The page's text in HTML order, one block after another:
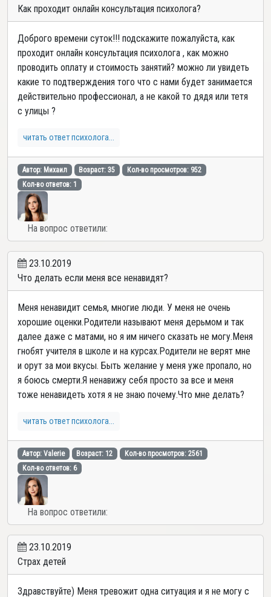
Как проходит онлайн консультация психолога?
Доброго времени суток!!! подскажите пожалуйста, как
проходит онлайн консультация психолога , как можно
проводить оплату и стоимость занятий? можно ли увидеть
какие то подтверждения того что с нами будет занимается
действительно профессионал, а не какой то дядя или тетя
с улицы ?
читать ответ психолога...
Автор: Михаил Возраст: 35
Кол-во просмотров: 952
Кол-во ответов: 1
На вопрос ответили:
23.10.2019
Что делать если меня все ненавидят?
Меня ненавидит семья, многие люди. У меня не очень
хорошие оценки.Родители называют меня дерьмом и так
далее даже с матами, но я им ничего сказать не могу.Меня
гнобят учителя в школе и на курсах.Родители не верят мне
и орут за мои вкусы. Быть желание у меня уже пропало, но
я боюсь смерти.Я ненавижу себя просто за все и меня
тоже ненавидеть хотя я не знаю почему.Что мне делать?
читать ответ психолога...
Автор: Valerie Возраст: 12
Кол-во просмотров: 2561
Кол-во ответов: 6
На вопрос ответили:
23.10.2019
Страх детей
Здравствуйте) Меня тревожит одна ситуация и я не могу с